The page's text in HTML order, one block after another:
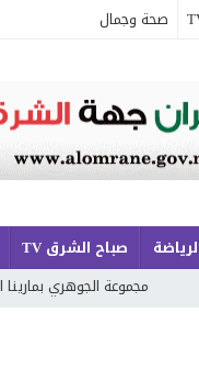
صحة وجمال
صباح الشرق TV
بمارينا السعيدية…